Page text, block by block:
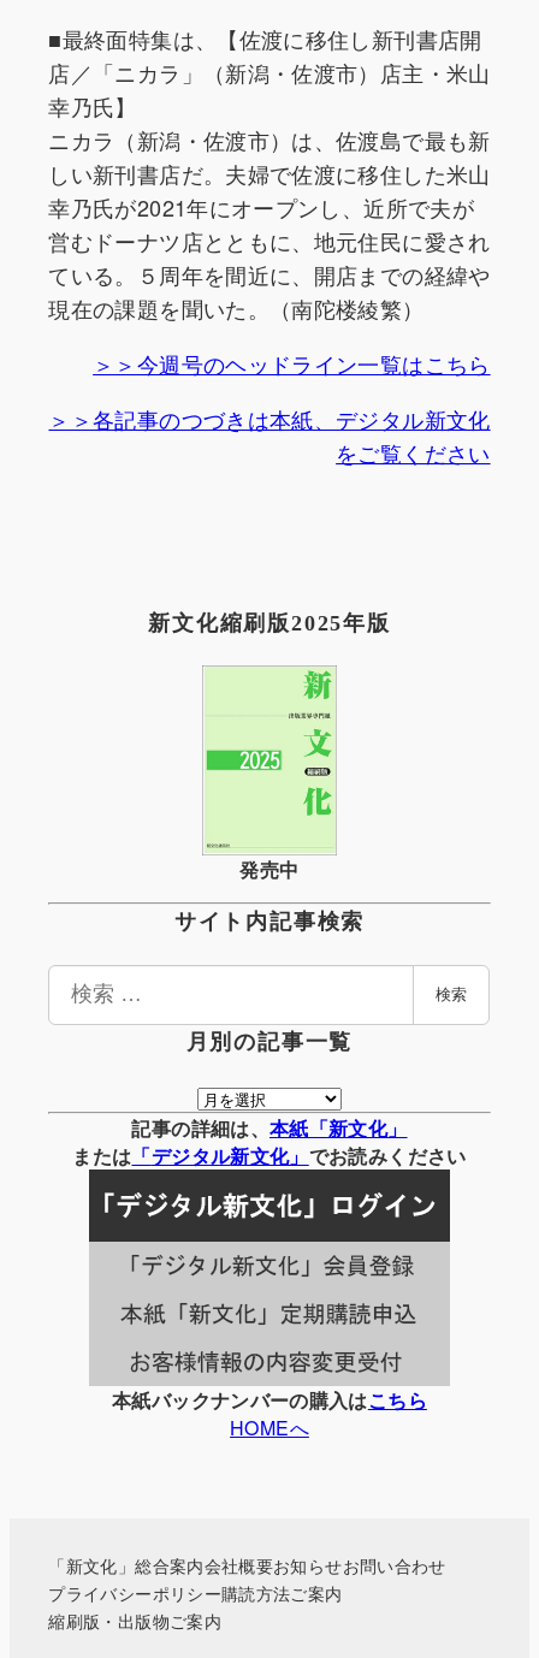
■最終面特集は、【佐渡に移住し新刊書店開
店／「ニカラ」（新潟・佐渡市）店主・米山
幸乃氏】
ニカラ（新潟・佐渡市）は、佐渡島で最も新
しい新刊書店だ。夫婦で佐渡に移住した米山
幸乃氏が2021年にオープンし、近所で夫が
営むドーナツ店とともに、地元住民に愛され
ている。５周年を間近に、開店までの経緯や
現在の課題を聞いた。（南陀楼綾繁）
＞＞今週号のヘッドライン一覧はこちら
＞＞各記事のつづきは本紙、デジタル新文化
をご覧ください
新文化縮刷版2025年版
発売中
サイト内記事検索
検
検索
月別の記事一覧
月
別
の
事
一
覧
記事の詳細は、 本紙「新文化」
または 「デジタル新文化」 でお読みください
本紙バックナンバーの購入はこちら
HOMEへ
「新文化」総合案内会社概要お知らせお問い合わせ
プライバシーポリシー購読方法ご案内
縮刷版・出版物ご案内